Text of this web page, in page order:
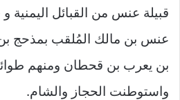
قبيلة عنس من القبائل اليمنية
عنس بن مالك المُلقب بمذحج
بن يعرب بن قحطان ومنهم
واستوطنت الحجاز والشام.